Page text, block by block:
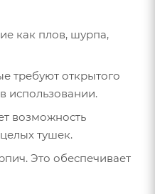
как плов, шурпа,
требуют открытого
использовании.
возможность
тушек.
Это обеспечивает